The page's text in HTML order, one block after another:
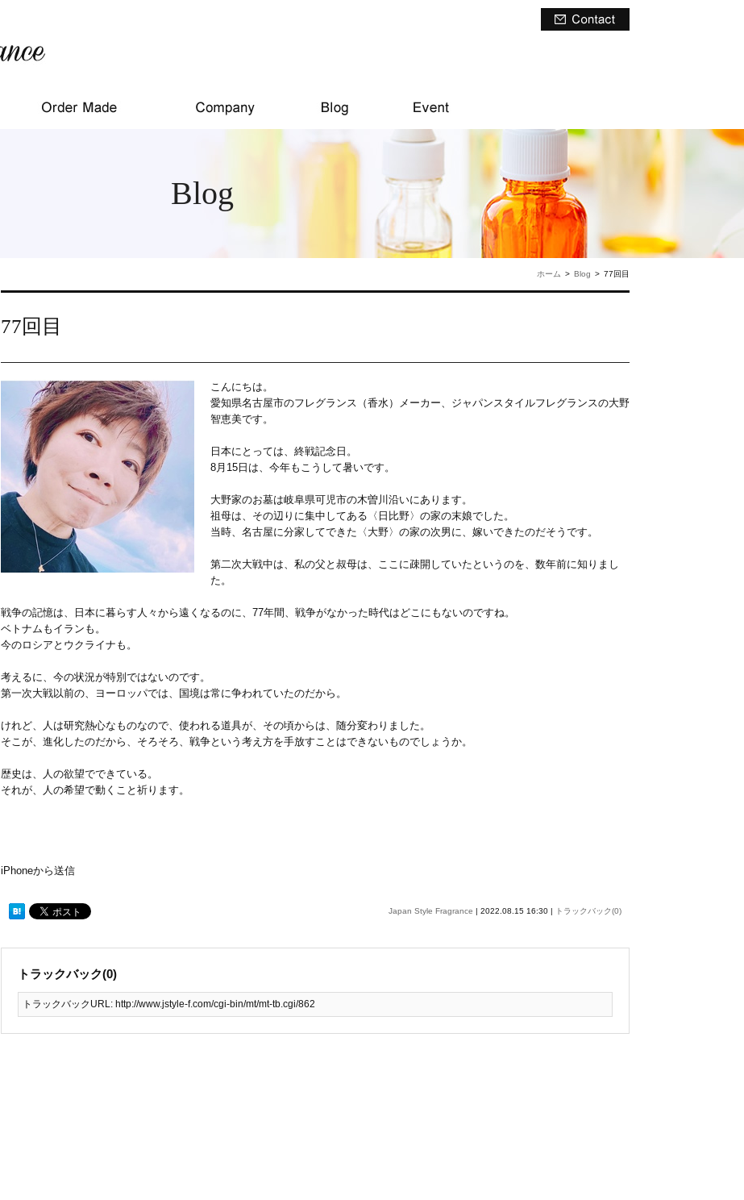
Blog
ホーム > Blog > 77回目
77回目
こんにちは。
愛知県名古屋市のフレグランス（香水）メーカー、ジャパンスタイルフレグランスの大野
智恵美です。
日本にとっては、終戦記念日。
8月15日は、今年もこうして暑いです。
大野家のお墓は岐阜県可児市の木曽川沿いにあります。
祖母は、その辺りに集中してある〈日比野〉の家の末娘でした。
当時、名古屋に分家してできた〈大野〉の家の次男に、嫁いできたのだそうです。
第二次大戦中は、私の父と叔母は、ここに疎開していたというのを、数年前に知りまし
た。
戦争の記憶は、日本に暮らす人々から遠くなるのに、77年間、戦争がなかった時代はどこにもないのですね。
ベトナムもイランも。
今のロシアとウクライナも。
考えるに、今の状況が特別ではないのです。
第一次大戦以前の、ヨーロッパでは、国境は常に争われていたのだから。
けれど、人は研究熱心なものなので、使われる道具が、その頃からは、随分変わりました。
そこが、進化したのだから、そろそろ、戦争という考え方を手放すことはできないものでしょうか。
歴史は、人の欲望でできている。
それが、人の希望で動くこと祈ります。
iPhoneから送信
Japan Style Fragrance | 2022.08.15 16:30 | トラックバック(0)
トラックバック(0)
トラックバックURL: http://www.jstyle-f.com/cgi-bin/mt/mt-tb.cgi/862